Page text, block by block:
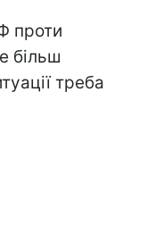
проти
більш
треба